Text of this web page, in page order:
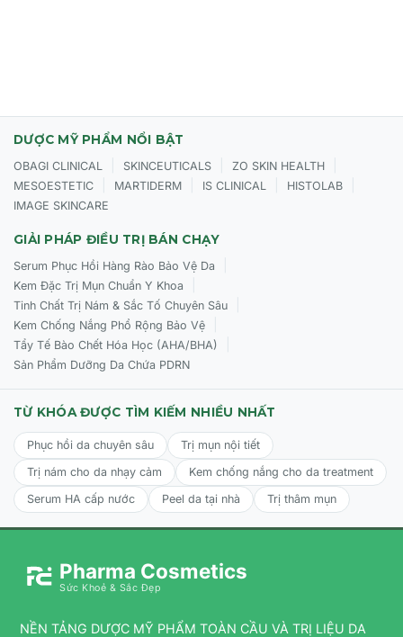
DƯỢC MỸ PHẨM NỔI BẬT
OBAGI CLINICAL SKINCEUTICALS ZO SKIN HEALTH
MESOESTETIC MARTIDERM IS CLINICAL HISTOLAB
IMAGE SKINCARE
GIẢI PHÁP ĐIỀU TRỊ BÁN CHẠY
Serum Phục Hồi Hàng Rào Bảo Vệ Da
Kem Đặc Trị Mụn Chuẩn Y Khoa
Tinh Chất Trị Nám & Sắc Tố Chuyên Sâu
Kem Chống Nắng Phổ Rộng Bảo Vệ
Tẩy Tế Bào Chết Hóa Học (AHA/BHA)
Sản Phẩm Dưỡng Da Chứa PDRN
TỪ KHÓA ĐƯỢC TÌM KIẾM NHIỀU NHẤT
Phục hồi da chuyên sâu
Trị mụn nội tiết
Trị nám cho da nhạy cảm
Kem chống nắng cho da treatment
Serum HA cấp nước
Peel da tại nhà Trị thâm mụn
Pharma Cosmetics
Sức Khoẻ & Sắc Đẹp
NỀN TẢNG DƯỢC MỸ PHẨM TOÀN CẦU VÀ TRỊ LIỆU DA